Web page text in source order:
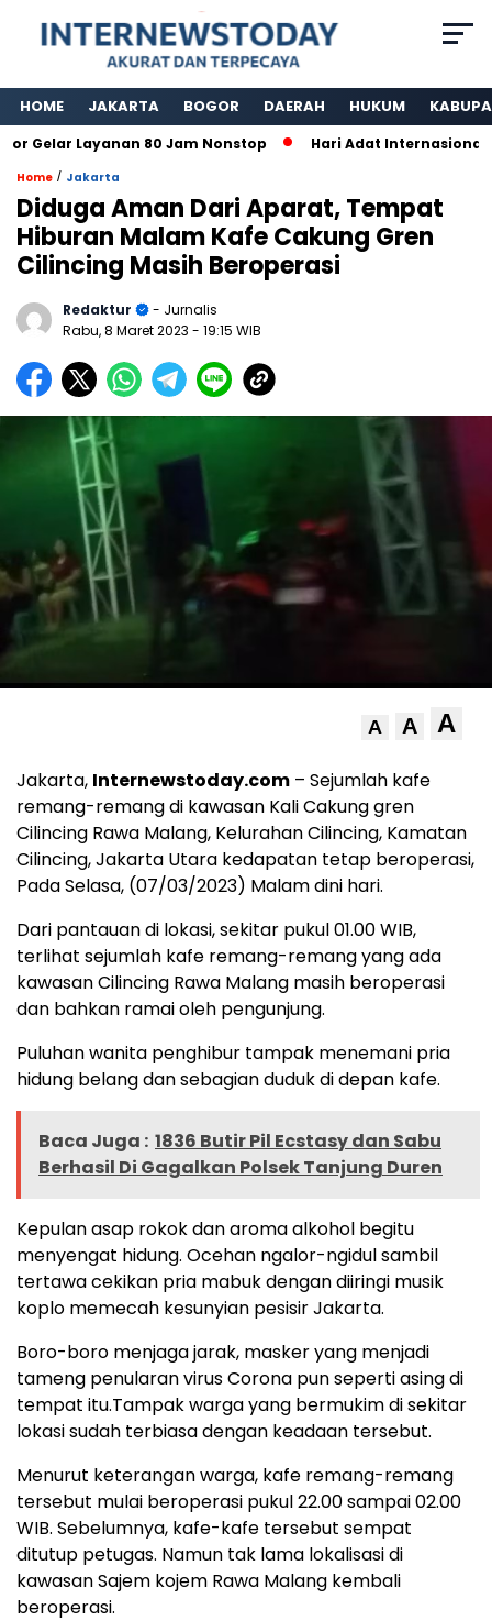
HOME JAKARTA BOGOR DAERAH HUKUM
Gelar Layanan 80 Jam Nonstop Hari Adat Internasional Ke
Home / Jakarta
Diduga Aman Dari Aparat, Tempat
Hiburan Malam Kafe Cakung Gren
Cilincing Masih Beroperasi
Redaktur
- Jurnalis
Rabu, 8 Maret 2023 - 19:15 WIB
A A A
Jakarta, Internewstoday.com – Sejumlah kafe
remang-remang di kawasan Kali Cakung gren
Cilincing Rawa Malang, Kelurahan Cilincing, Kamatan
Cilincing, Jakarta Utara kedapatan tetap beroperasi,
Pada Selasa, (07/03/2023) Malam dini hari.
Dari pantauan di lokasi, sekitar pukul 01.00 WIB,
terlihat sejumlah kafe remang-remang yang ada
kawasan Cilincing Rawa Malang masih beroperasi
dan bahkan ramai oleh pengunjung.
Puluhan wanita penghibur tampak menemani pria
hidung belang dan sebagian duduk di depan kafe.
Baca Juga : 1836 Butir Pil Ecstasy dan Sabu
Berhasil Di Gagalkan Polsek Tanjung Duren
Kepulan asap rokok dan aroma alkohol begitu
menyengat hidung. Ocehan ngalor-ngidul sambil
tertawa cekikan pria mabuk dengan diiringi musik
koplo memecah kesunyian pesisir Jakarta.
Boro-boro menjaga jarak, masker yang menjadi
tameng penularan virus Corona pun seperti asing di
tempat itu.Tampak warga yang bermukim di sekitar
lokasi sudah terbiasa dengan keadaan tersebut.
Menurut keterangan warga, kafe remang-remang
tersebut mulai beroperasi pukul 22.00 sampai 02.00
WIB. Sebelumnya, kafe-kafe tersebut sempat
ditutup petugas. Namun tak lama lokalisasi di
kawasan Sajem kojem Rawa Malang kembali
beroperasi.